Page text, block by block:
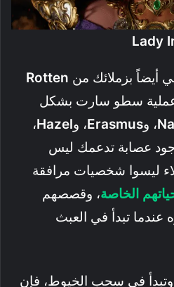
أيضاً بزملائك من Rotten
عملية سطو سارت بشكل
، وErasmus، وHazel،
عصابة تدعمك ليس
ليسوا شخصيات مرافقة
الخاصة، وقصصهم
عندما تبدأ في العبث
وتبدأ في سحب الخيوط، فإن